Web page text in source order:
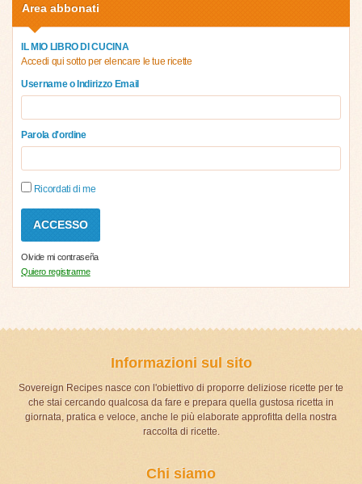
Area abbonati
IL MIO LIBRO DI CUCINA
Accedi qui sotto per elencare le tue ricette
Username o Indirizzo Email
Parola d'ordine
Ricordati di me
Olvide mi contraseña
Quiero registrarme
Informazioni sul sito
Sovereign Recipes nasce con l'obiettivo di proporre deliziose ricette per te
che stai cercando qualcosa da fare e prepara quella gustosa ricetta in
giornata, pratica e veloce, anche le più elaborate approfitta della nostra
raccolta di ricette.
Chi siamo